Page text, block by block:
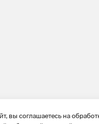
вы соглашаетесь на